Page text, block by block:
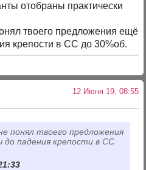
отобраны практически
твоего предложения ещё
крепости в СС до 30%об.
12 Июня 19, 08:55
понял твоего предложения
падения крепости в СС